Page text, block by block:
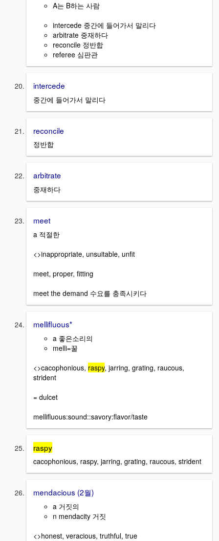
A는 B하는 사람
intercede 중간에 들어가서 말리다
arbitrate 중재하다
reconcile 정반합
referee 심판관
intercede
중간에 들어가서 말리다
reconcile
정반합
arbitrate
중재하다
meet
a 적절한
<>inappropriate, unsuitable, unfit
meet, proper, fitting
meet the demand 수요를 충족시키다
mellifluous*
a 좋은소리의
melli=꿀
<>cacophonious, raspy, jarring, grating, raucous,
strident
= dulcet
mellifluous:sound::savory:flavor/taste
raspy
cacophonious, raspy, jarring, grating, raucous, strident
mendacious (2월)
a 거짓의
n mendacity 거짓
<>honest, veracious, truthful, true